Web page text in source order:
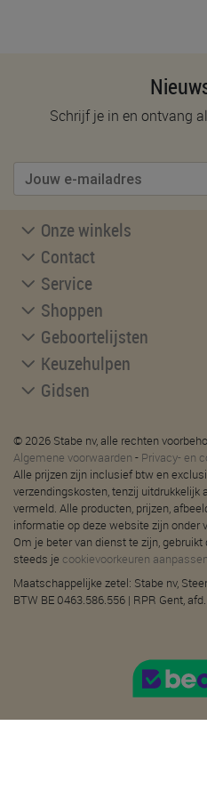
Schrijf je in en ontvang
Onze winkels
Contact
Service
Shoppen
Geboortelijsten
Keuzehulpen
Gidsen
© 2026 Stabe nv, alle rechten
Algemene voorwaarden - Privacy- en
Alle prijzen zijn inclusief btw en
verzendingskosten, tenzij uitdrukkelijk
vermeld. Alle producten, prijzen,
informatie op deze website zijn onder
Om je beter van dienst te zijn,
steeds je cookievoorkeuren aanpassen
Maatschappelijke zetel: Stabe nv,
BTW BE 0463.586.556 | RPR Gent,